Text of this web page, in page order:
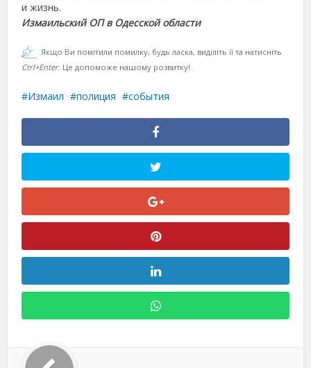
и жизнь.
Измаильский ОП в Одесской области
Якщо Ви помітили помилку, будь ласка, виділіть її та натисніть
Ctrl+Enter. Це допоможе нашому розвитку!
Измаил полиция события